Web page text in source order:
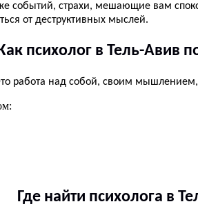
событий, страхи, мешающие вам
от деструктивных мыслей.
психолог в Тель-Авив
работа над собой, своим
Где найти психолога в